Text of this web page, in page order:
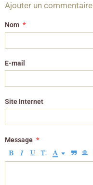
Ajouter un commentaire
Nom
E-mail
Site Internet
Message